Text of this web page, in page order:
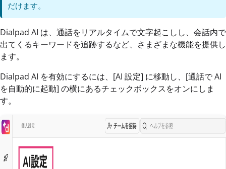
だけます。
Dialpad AI は、通話をリアルタイムで文字起こしし、会話内で
出てくるキーワードを追跡するなど、さまざまな機能を提供し
ます。
Dialpad AI を有効にするには、[AI 設定] に移動し、[通話で AI
を自動的に起動] の横にあるチェックボックスをオンにしま
す。